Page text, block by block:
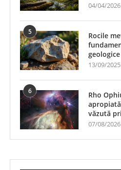
04/04/2026
5
Rocile
geologice
13/09/2025
6
Rho
văzută
07/08/2026